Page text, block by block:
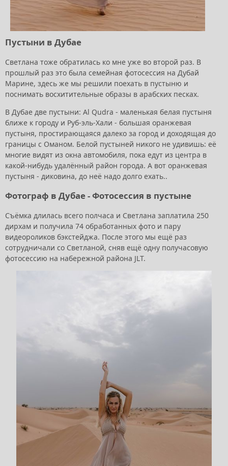
Пустыни в Дубае
Светлана тоже обратилась ко мне уже во второй раз. В
прошлый раз это была семейная фотосессия на Дубай
Марине, здесь же мы решили поехать в пустыню и
поснимать восхитительные образы в арабских песках.
В Дубае две пустыни: Al Qudra - маленькая белая пустыня
ближе к городу и Руб-эль-Хали - большая оранжевая
пустыня, простирающаяся далеко за город и доходящая до
границы с Оманом. Белой пустыней никого не удивишь: её
многие видят из окна автомобиля, пока едут из центра в
какой-нибудь удалённый район города. А вот оранжевая
пустыня - диковина, до неё надо долго ехать..
Фотограф в Дубае - Фотосессия в пустыне
Съёмка длилась всего полчаса и Светлана заплатила 250
дирхам и получила 74 обработанных фото и пару
видеороликов бэкстейджа. После этого мы ещё раз
сотрудничали со Светланой, сняв ещё одну получасовую
фотосессию на набережной района JLT.